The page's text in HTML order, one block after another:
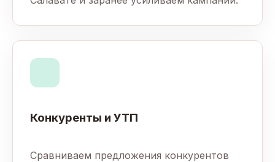
Конкуренты и УТП
Сравниваем предложения конкурентов